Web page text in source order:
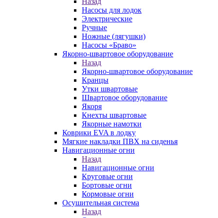
Насосы для лодок
Электрические
Ручные
Ножные (лягушки)
Насосы «Браво»
Якорно-швартовое оборудование
Назад
Якорно-швартовое оборудование
Кранцы
Утки швартовые
Швартовое оборудование
Якоря
Кнехты швартовые
Якорные намотки
Коврики EVA в лодку
Мягкие накладки ПВХ на сиденья
Навигационные огни
Назад
Навигационные огни
Круговые огни
Бортовые огни
Кормовые огни
Осушительная система
Назад